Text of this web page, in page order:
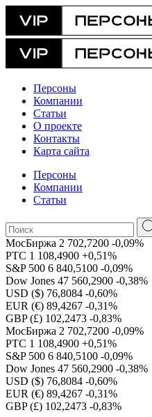
Персоны
Компании
Статьи
О проекте
Контакты
Карта сайта
Персоны
Компании
Статьи
МосБиржа 2 702,7200 -0,09%
РТС 1 108,4900 +0,51%
S&P 500 6 840,5100 -0,09%
Dow Jones 47 560,2900 -0,38%
USD ($) 76,8084 -0,60%
EUR (€) 89,4267 -0,31%
GBP (£) 102,2473 -0,83%
МосБиржа 2 702,7200 -0,09%
РТС 1 108,4900 +0,51%
S&P 500 6 840,5100 -0,09%
Dow Jones 47 560,2900 -0,38%
USD ($) 76,8084 -0,60%
EUR (€) 89,4267 -0,31%
GBP (£) 102,2473 -0,83%